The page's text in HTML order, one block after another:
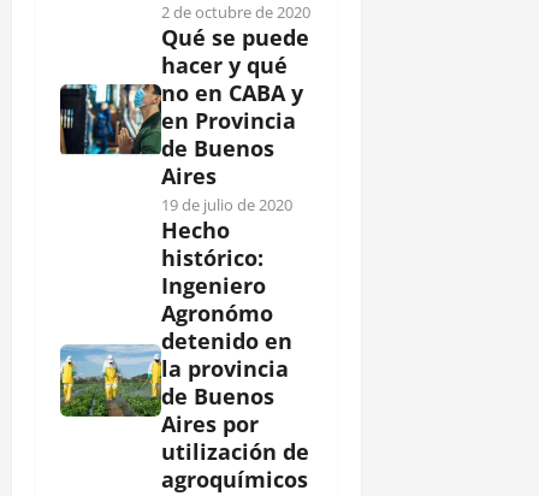
2 de octubre de 2020
Qué se puede
hacer y qué
no en CABA y
en Provincia
de Buenos
Aires
19 de julio de 2020
Hecho
histórico:
Ingeniero
Agronómo
detenido en
la provincia
de Buenos
Aires por
utilización de
agroquímicos